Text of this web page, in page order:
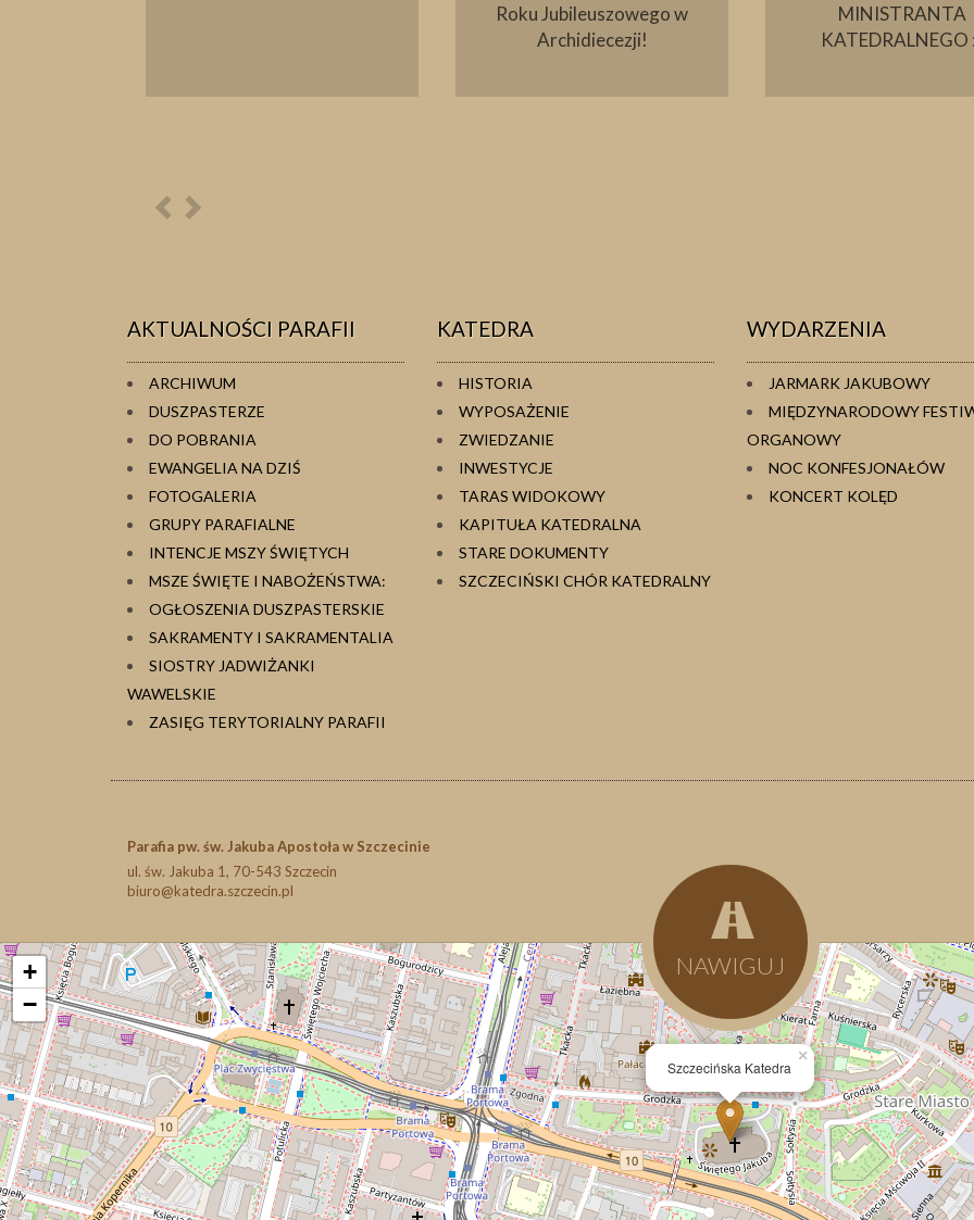
Poprzednia
Roku Jubileuszowego w
Archidiecezji!
MINISTRANTA
KATEDRALNEGO
AKTUALNOŚCI PARAFII
ARCHIWUM
DUSZPASTERZE
DO POBRANIA
EWANGELIA NA DZIŚ
FOTOGALERIA
GRUPY PARAFIALNE
INTENCJE MSZY ŚWIĘTYCH
MSZE ŚWIĘTE I NABOŻEŃSTWA:
OGŁOSZENIA DUSZPASTERSKIE
SAKRAMENTY I SAKRAMENTALIA
SIOSTRY JADWIŻANKI
WAWELSKIE
ZASIĘG TERYTORIALNY PARAFII
KATEDRA
HISTORIA
WYPOSAŻENIE
ZWIEDZANIE
INWESTYCJE
TARAS WIDOKOWY
KAPITUŁA KATEDRALNA
STARE DOKUMENTY
SZCZECIŃSKI CHÓR KATEDRALNY
WYDARZENIA
JARMARK JAKUBOWY
MIĘDZYNARODOWY
ORGANOWY
NOC KONFESJONAŁÓW
KONCERT KOLĘD
Parafia pw. św. Jakuba Apostoła w Szczecinie
ul. św. Jakuba 1, 70-543 Szczecin
biuro@katedra.szczecin.pl
NAWIGUJ
Szczecińska Katedra
×
+
−